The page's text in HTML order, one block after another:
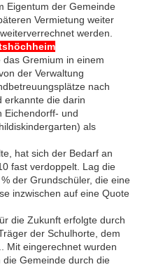
Eigentum der Gemeinde
Vermietung weiter
werden.
Gremium in einem
der Verwaltung
nach
erkannte die darin
Eichendorff- und
als
hat sich der Bedarf an
fast verdoppelt. Lag die
der Grundschüler, die eine
inzwischen auf eine Quote
die Zukunft erfolgte durch
der Schulhorte, dem
Mit eingerechnet wurden
Gemeinde durch die